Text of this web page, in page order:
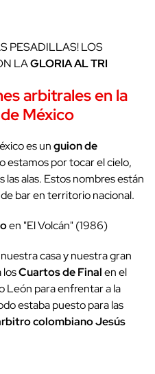
PESADILLAS! LOS
LAGLORIA AL TRI
arbitrales en la
México
es unguion de
estamos por tocar el cielo,
alas. Estos nombres están
bar en territorio nacional.
en "El Volcán" (1986)
casa y nuestra gran
losCuartos de Finalen el
León para enfrentar a la
estaba puesto para las
colombianoJesús